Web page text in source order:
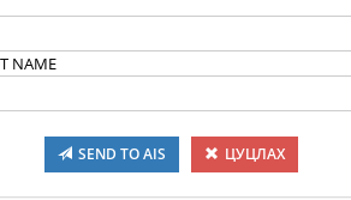
NAME
SEND TO AIS ЦУЦЛАХ